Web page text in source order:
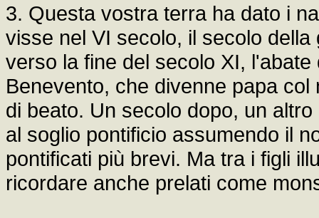
3. Questa vostra terra ha dato i
visse nel VI secolo, il secolo
verso la fine del secolo XI,
Benevento, che divenne papa
di beato. Un secolo dopo, un
al soglio pontificio assumendo il
pontificati più brevi. Ma tra i figli
ricordare anche prelati come